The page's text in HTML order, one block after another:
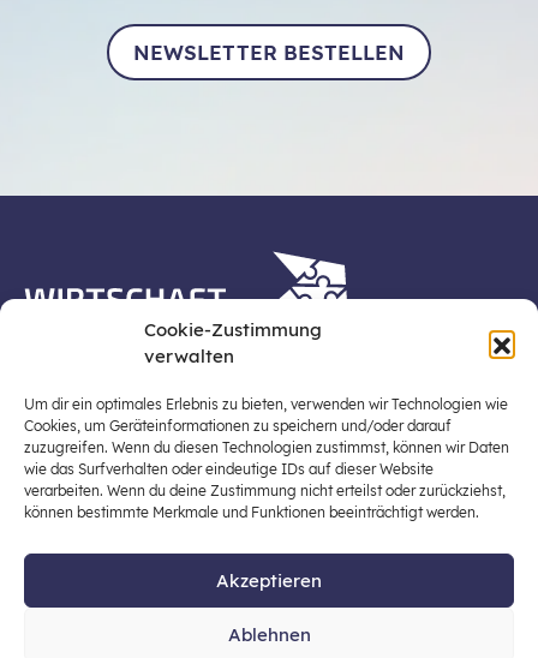
Cookie-Zustimmung
verwalten
Um dir ein optimales Erlebnis zu bieten, verwenden wir Technologien wie
Cookies, um Geräteinformationen zu speichern und/oder darauf
zuzugreifen. Wenn du diesen Technologien zustimmst, können wir Daten
wie das Surfverhalten oder eindeutige IDs auf dieser Website
verarbeiten. Wenn du deine Zustimmung nicht erteilst oder zurückziehst,
können bestimmte Merkmale und Funktionen beeinträchtigt werden.
Akzeptieren
Ablehnen
NEWSLETTER BESTELLEN
Stiftung für Wirtschaftsbildung, Österreichs zentraler
Plattform für die Stärkung und Verbreiterung einer
lebensweltbezogenen und verantwortungsvollen
Wirtschaftsbildung in der schulischen Allgemeinbildung
(Fokus: Sekundarstufe I).
© 2026 Stiftung für Wirtschaftsbildung